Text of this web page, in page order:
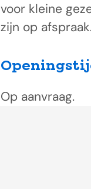
voor kleine
zijn op
Op aanvraag.